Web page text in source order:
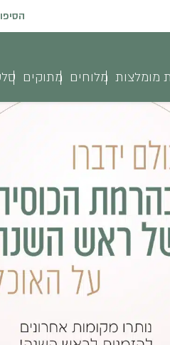
מומלצות מלוחים מתוקים